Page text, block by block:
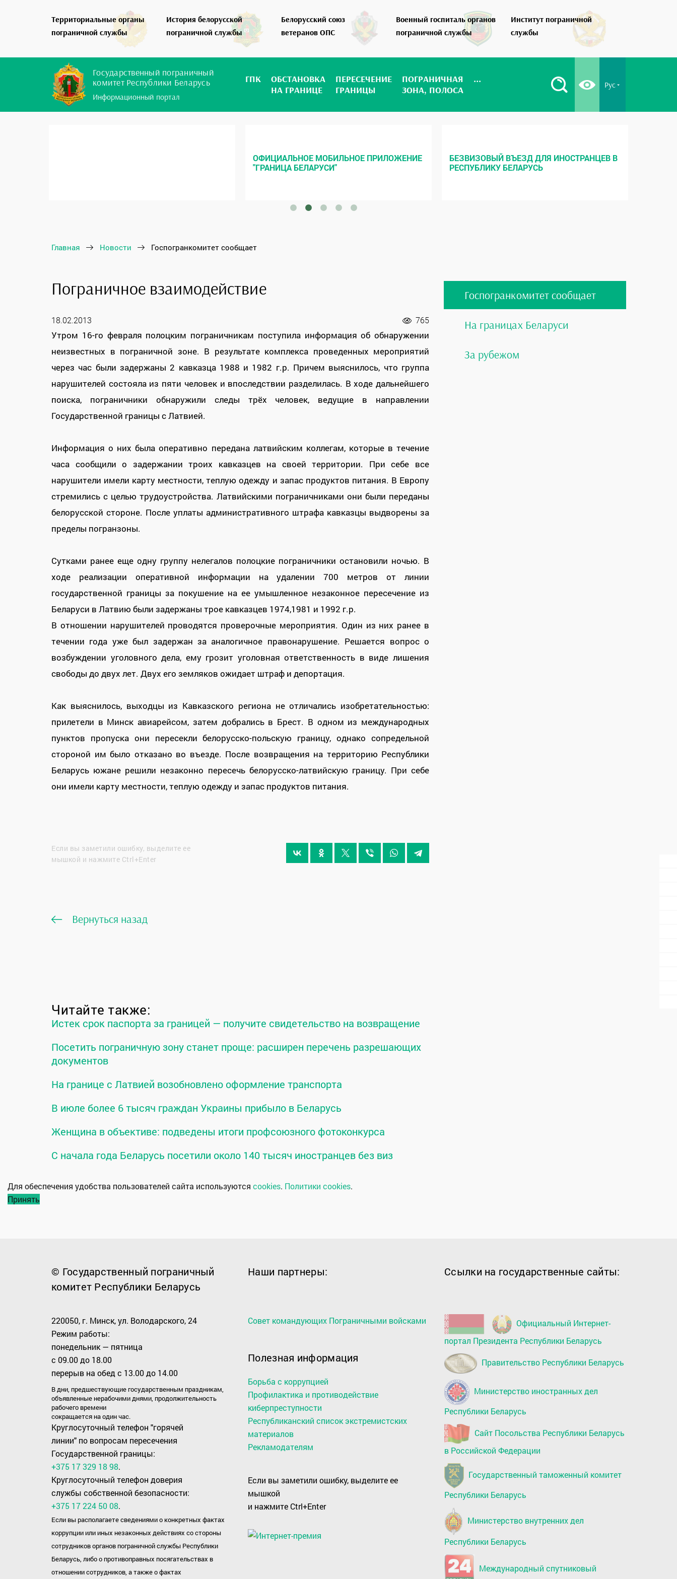
Территориальные органы
пограничной службы
История белорусской
пограничной службы
Белорусский союз
ветеранов ОПС
Военный госпиталь органов
пограничной службы
Институт пограничной
службы
Государственный пограничный
комитет Республики Беларусь
Информационный портал
ГПК
ОБСТАНОВКА
НА ГРАНИЦЕ
ПЕРЕСЕЧЕНИЕ
ГРАНИЦЫ
ПОГРАНИЧНАЯ
ЗОНА, ПОЛОСА
... Рус
ОФИЦИАЛЬНОЕ МОБИЛЬНОЕ ПРИЛОЖЕНИЕ
"ГРАНИЦА БЕЛАРУСИ"
БЕЗВИЗОВЫЙ ВЪЕЗД ДЛЯ ИНОСТРАНЦЕВ В
РЕСПУБЛИКУ БЕЛАРУСЬ
Главная Новости Госпогранкомитет сообщает
Пограничное взаимодействие
18.02.2013 765
Утром 16-го февраля полоцким пограничникам поступила информация об обнаружении
неизвестных в пограничной зоне. В результате комплекса проведенных мероприятий
через час были задержаны 2 кавказца 1988 и 1982 г.р. Причем выяснилось, что группа
нарушителей состояла из пяти человек и впоследствии разделилась. В ходе дальнейшего
поиска, пограничники обнаружили следы трёх человек, ведущие в направлении
Государственной границы с Латвией.
Информация о них была оперативно передана латвийским коллегам, которые в течение
часа сообщили о задержании троих кавказцев на своей территории. При себе все
нарушители имели карту местности, теплую одежду и запас продуктов питания. В Европу
стремились с целью трудоустройства. Латвийскими пограничниками они были переданы
белорусской стороне. После уплаты административного штрафа кавказцы выдворены за
пределы погранзоны.
Сутками ранее еще одну группу нелегалов полоцкие пограничники остановили ночью. В
ходе реализации оперативной информации на удалении 700 метров от линии
государственной границы за покушение на ее умышленное незаконное пересечение из
Беларуси в Латвию были задержаны трое кавказцев 1974,1981 и 1992 г.р.
В отношении нарушителей проводятся проверочные мероприятия. Один из них ранее в
течении года уже был задержан за аналогичное правонарушение. Решается вопрос о
возбуждении уголовного дела, ему грозит уголовная ответственность в виде лишения
свободы до двух лет. Двух его земляков ожидает штраф и депортация.
Как выяснилось, выходцы из Кавказского региона не отличались изобретательностью:
прилетели в Минск авиарейсом, затем добрались в Брест. В одном из международных
пунктов пропуска они пересекли белорусско-польскую границу, однако сопредельной
стороной им было отказано во въезде. После возвращения на территорию Республики
Беларусь южане решили незаконно пересечь белорусско-латвийскую границу. При себе
они имели карту местности, теплую одежду и запас продуктов питания.
Если вы заметили ошибку, выделите ее
мышкой и нажмите Ctrl+Enter
Вернуться назад
Читайте также:
Истек срок паспорта за границей — получите свидетельство на возвращение
Посетить пограничную зону станет проще: расширен перечень разрешающих
документов
На границе с Латвией возобновлено оформление транспорта
В июле более 6 тысяч граждан Украины прибыло в Беларусь
Женщина в объективе: подведены итоги профсоюзного фотоконкурса
С начала года Беларусь посетили около 140 тысяч иностранцев без виз
Госпогранкомитет сообщает
На границах Беларуси
За рубежом
Для обеспечения удобства пользователей сайта используются cookies. Политики cookies.
Принять
© Государственный пограничный
комитет Республики Беларусь
220050, г. Минск, ул. Володарского, 24
Режим работы:
понедельник — пятница
с 09.00 до 18.00
перерыв на обед с 13.00 до 14.00
В дни, предшествующие государственным праздникам,
объявленные нерабочими днями, продолжительность
рабочего времени
сокращается на один час.
Круглосуточный телефон "горячей
линии" по вопросам пересечения
Государственной границы:
+375 17 329 18 98.
Круглосуточный телефон доверия
службы собственной безопасности:
+375 17 224 50 08.
Если вы располагаете сведениями о конкретных фактах
коррупции или иных незаконных действиях со стороны
сотрудников органов пограничной службы Республики
Беларусь, либо о противоправных посягательствах в
отношении сотрудников, а также о фактах
Наши партнеры:
Совет командующих Пограничными войсками
Полезная информация
Борьба с коррупцией
Профилактика и противодействие
киберпреступности
Республиканский список экстремистских
материалов
Рекламодателям
Если вы заметили ошибку, выделите ее
мышкой
и нажмите Ctrl+Enter
Ссылки на государственные сайты:
Официальный Интернет-
портал Президента Республики Беларусь
Правительство Республики Беларусь
Министерство иностранных дел
Республики Беларусь
Сайт Посольства Республики Беларусь
в Российской Федерации
Государственный таможенный комитет
Республики Беларусь
Министерство внутренних дел
Республики Беларусь
Международный спутниковый